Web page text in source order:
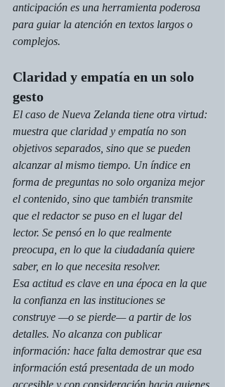
anticipación es una herramienta poderosa
para guiar la atención en textos largos o
complejos.
Claridad y empatía en un solo
gesto
El caso de Nueva Zelanda tiene otra virtud:
muestra que claridad y empatía no son
objetivos separados, sino que se pueden
alcanzar al mismo tiempo. Un índice en
forma de preguntas no solo organiza mejor
el contenido, sino que también transmite
que el redactor se puso en el lugar del
lector. Se pensó en lo que realmente
preocupa, en lo que la ciudadanía quiere
saber, en lo que necesita resolver.
Esa actitud es clave en una época en la que
la confianza en las instituciones se
construye —o se pierde— a partir de los
detalles. No alcanza con publicar
información: hace falta demostrar que esa
información está presentada de un modo
accesible y con consideración hacia quienes